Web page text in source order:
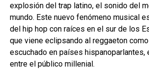
explosión del trap latino, el sonido del
mundo. Este nuevo fenómeno musical
del hip hop con raíces en el sur de los
que viene eclipsando al reggaeton
escuchado en países hispanoparlantes,
entre el público millenial.